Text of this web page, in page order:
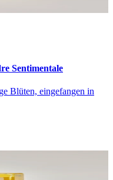
Sentimentale
Blüten, eingefangen in